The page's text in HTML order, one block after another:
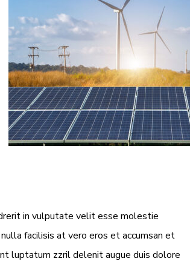
in vulputate velit esse molestie
facilisis at vero eros et accumsan et
luptatum zzril delenit augue duis dolore